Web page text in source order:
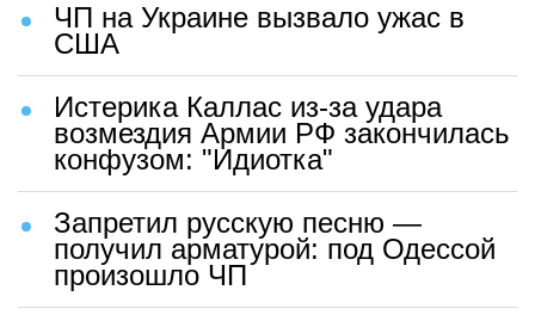
ЧП на Украине вызвало ужас в
США
Истерика Каллас из-за удара
возмездия Армии РФ закончилась
конфузом: "Идиотка"
Запретил русскую песню —
получил арматурой: под Одессой
произошло ЧП